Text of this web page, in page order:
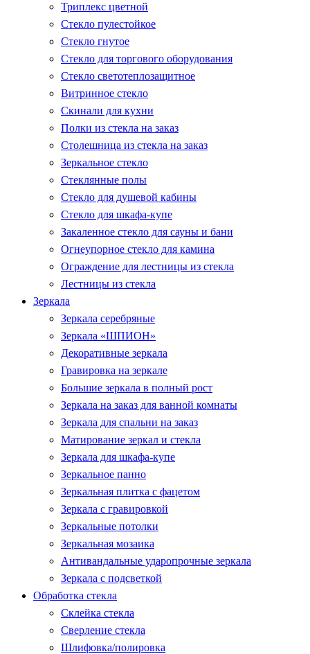
Триплекс цветной
Стекло пулестойкое
Стекло гнутое
Стекло для торгового оборудования
Стекло светотеплозащитное
Витринное стекло
Скинали для кухни
Полки из стекла на заказ
Столешница из стекла на заказ
Зеркальное стекло
Стеклянные полы
Стекло для душевой кабины
Стекло для шкафа-купе
Закаленное стекло для сауны и бани
Огнеупорное стекло для камина
Ограждение для лестницы из стекла
Лестницы из стекла
Зеркала
Зеркала серебряные
Зеркала «ШПИОН»
Декоративные зеркала
Гравировка на зеркале
Большие зеркала в полный рост
Зеркала на заказ для ванной комнаты
Зеркала для спальни на заказ
Матирование зеркал и стекла
Зеркала для шкафа-купе
Зеркальное панно
Зеркальная плитка с фацетом
Зеркала с гравировкой
Зеркальные потолки
Зеркальная мозаика
Антивандальные ударопрочные зеркала
Зеркала с подсветкой
Обработка стекла
Склейка стекла
Сверление стекла
Шлифовка/полировка